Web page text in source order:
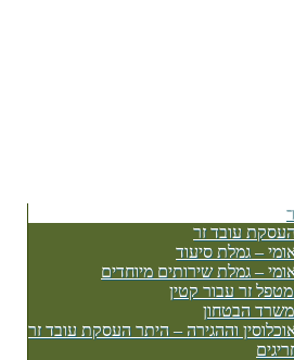
עובד זר
– גמלת סיעוד
– גמלת שירותים מיוחדים
זר עבור קטין
הבטחון
וההגירה – היתר העסקת עובד זר